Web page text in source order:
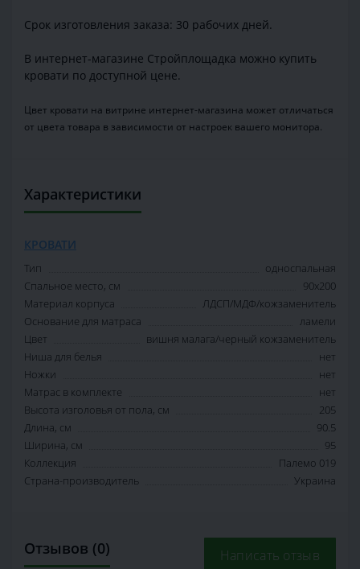
Срок изготовления заказа: 30 рабочих дней.
В интернет-магазине Стройплощадка можно купить
кровати по доступной цене.
Цвет кровати на витрине интернет-магазина может отличаться
от цвета товара в зависимости от настроек вашего монитора.
Характеристики
КРОВАТИ
Тип
односпальная
Спальное место, см
90х200
Материал корпуса
ЛДСП/МДФ/кожзаменитель
Основание для матраса
ламели
Цвет
вишня малага/черный кожзаменитель
Ниша для белья
нет
Ножки
нет
Матрас в комплекте
нет
Высота изголовья от пола, см
205
Длина, см
90.5
Ширина, см
95
Коллекция
Палемо 019
Страна-производитель
Украина
Отзывов (0) Написать отзыв